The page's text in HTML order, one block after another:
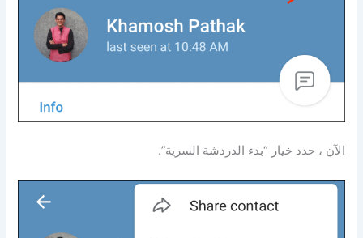
الآن ، حدد خيار “بدء الدردشة السرية”.